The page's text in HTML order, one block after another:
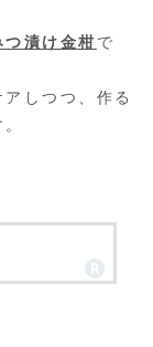
つ漬け金柑 で
しつつ、作る